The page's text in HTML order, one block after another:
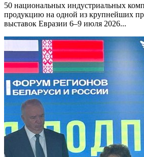
50 национальных индустриальных
продукцию на одной из крупнейших
выставок Евразии 6–9 июля 2026...